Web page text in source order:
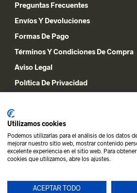
Preguntas Frecuentes
Envíos Y Devoluciones
Formas De Pago
Términos Y Condiciones De Compra
Aviso Legal
Política De Privacidad
Lista De Deseos
Mi Cuenta
Utilizamos cookies
Podemos utilizarlas para el análisis de los datos
mejorar nuestro sitio web, mostrar contenido
excelente experiencia en el sitio web. Para
cookies que utilizamos, abre los ajustes.
ACEPTAR TODO